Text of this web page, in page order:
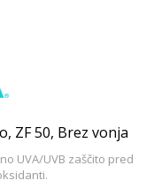
ZF 50, Brez vonja
UVA/UVB zaščito pred